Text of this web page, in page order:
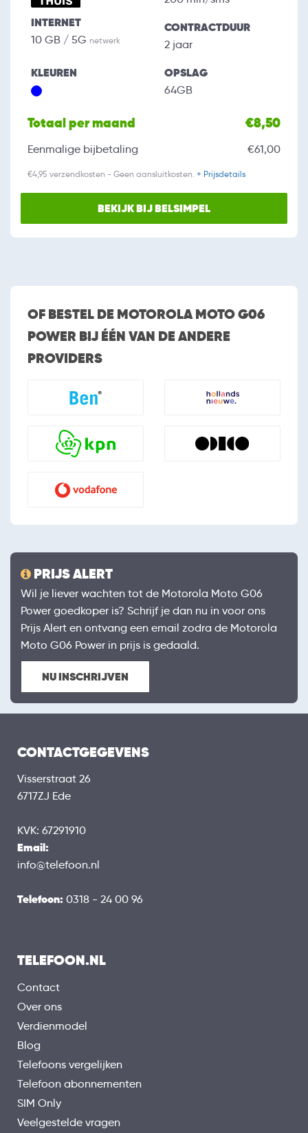
INTERNET
10 GB / 5G netwerk
CONTRACTDUUR
2 jaar
KLEUREN OPSLAG
64GB
Totaal per maand €8,50
Eenmalige bijbetaling €61,00
€4,95 verzendkosten - Geen aansluitkosten. + Prijsdetails
BEKIJK BIJ BELSIMPEL
OF BESTEL DE MOTOROLA MOTO G06
POWER BIJ ÉÉN VAN DE ANDERE
PROVIDERS
PRIJS ALERT
Wil je liever wachten tot de Motorola Moto G06
Power goedkoper is? Schrijf je dan nu in voor ons
Prijs Alert en ontvang een email zodra de Motorola
Moto G06 Power in prijs is gedaald.
NU INSCHRIJVEN
CONTACTGEGEVENS
Visserstraat 26
6717ZJ Ede
KVK: 67291910
Email:
info@telefoon.nl
Telefoon: 0318 - 24 00 96
TELEFOON.NL
Contact
Over ons
Verdienmodel
Blog
Telefoons vergelijken
Telefoon abonnementen
SIM Only
Veelgestelde vragen